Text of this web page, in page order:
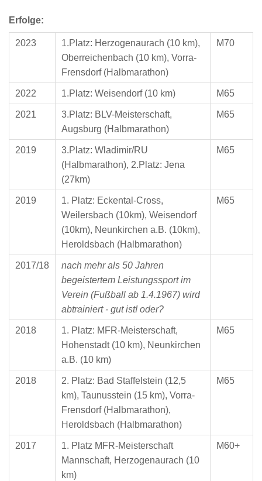
Erfolge:
2023
1.Platz: Herzogenaurach (10 km),
Oberreichenbach (10 km), Vorra-
Frensdorf (Halbmarathon)
M70
2022 1.Platz: Weisendorf (10 km) M65
2021
3.Platz: BLV-Meisterschaft,
Augsburg (Halbmarathon)
M65
2019
3.Platz: Wladimir/RU
(Halbmarathon), 2.Platz: Jena
(27km)
M65
2019
1. Platz: Eckental-Cross,
Weilersbach (10km), Weisendorf
(10km), Neunkirchen a.B. (10km),
Heroldsbach (Halbmarathon)
M65
2017/18
nach mehr als 50 Jahren
begeistertem Leistungssport im
Verein (Fußball ab 1.4.1967) wird
abtrainiert - gut ist! oder?
2018
1. Platz: MFR-Meisterschaft,
Hohenstadt (10 km), Neunkirchen
a.B. (10 km)
M65
2018
2. Platz: Bad Staffelstein (12,5
km), Taunusstein (15 km), Vorra-
Frensdorf (Halbmarathon),
Heroldsbach (Halbmarathon)
M65
2017
1. Platz MFR-Meisterschaft
Mannschaft, Herzogenaurach (10
km)
M60+